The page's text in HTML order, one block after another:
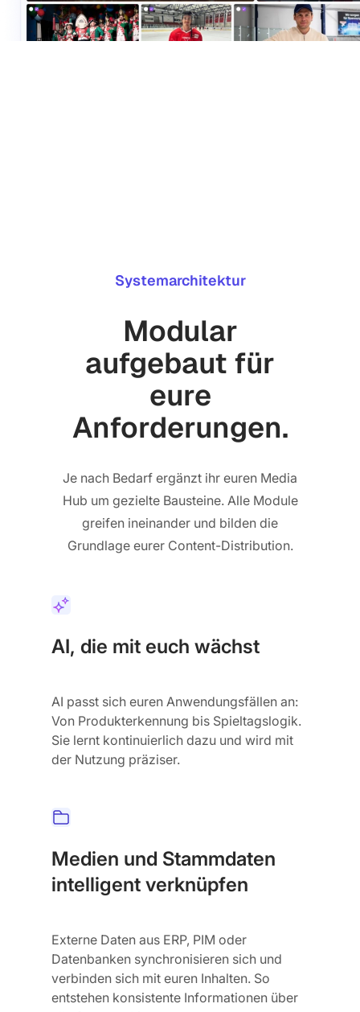
Systemarchitektur
Modular
aufgebaut für
eure
Anforderungen.
Je nach Bedarf ergänzt ihr euren Media
Hub um gezielte Bausteine. Alle Module
greifen ineinander und bilden die
Grundlage eurer Content-Distribution.
AI, die mit euch wächst
AI passt sich euren Anwendungsfällen an:
Von Produkterkennung bis Spieltagslogik.
Sie lernt kontinuierlich dazu und wird mit
der Nutzung präziser.
Medien und Stammdaten
intelligent verknüpfen
Externe Daten aus ERP, PIM oder
Datenbanken synchronisieren sich und
verbinden sich mit euren Inhalten. So
entstehen konsistente Informationen über